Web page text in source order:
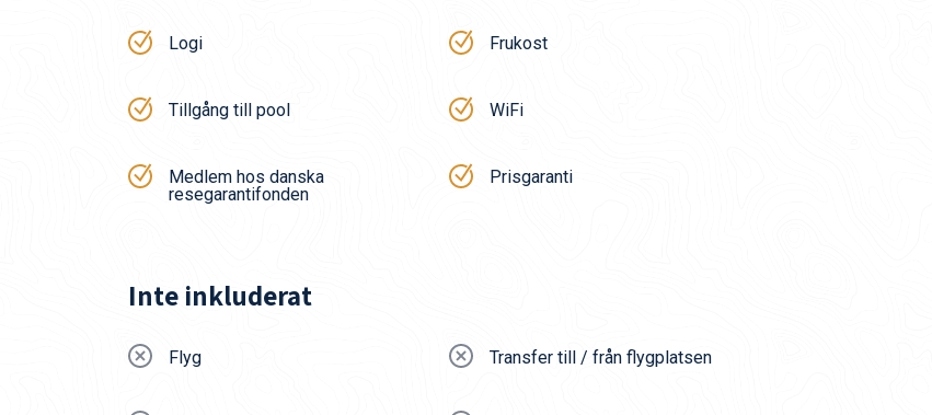
Logi Frukost
Tillgång till pool WiFi
Medlem hos danska
resegarantifonden
Prisgaranti
Inte inkluderat
Flyg Transfer till / från flygplatsen